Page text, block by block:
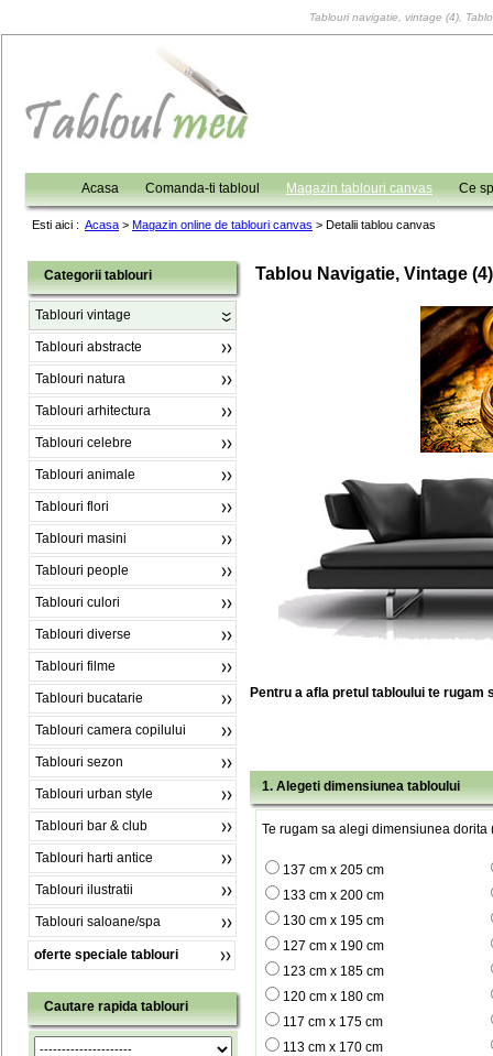
Tablouri navigatie, vintage (4),
Acasa Comanda-ti tabloul Magazin tablouri canvas Ce
Esti aici : Acasa > Magazin online de tablouri canvas > Detalii tablou canvas
Categorii tablouri
Tablouri vintage
Tablouri abstracte
Tablouri natura
Tablouri arhitectura
Tablouri celebre
Tablouri animale
Tablouri flori
Tablouri masini
Tablouri people
Tablouri culori
Tablouri diverse
Tablouri filme
Tablouri bucatarie
Tablouri camera copilului
Tablouri sezon
Tablouri urban style
Tablouri bar & club
Tablouri harti antice
Tablouri ilustratii
Tablouri saloane/spa
oferte speciale tablouri
Cautare rapida tablouri
Tablou Navigatie, Vintage (4)
Pentru a afla pretul tabloului te rugam
1. Alegeti dimensiunea tabloului
Te rugam sa alegi dimensiunea dorita
137 cm x 205 cm
133 cm x 200 cm
130 cm x 195 cm
127 cm x 190 cm
123 cm x 185 cm
120 cm x 180 cm
117 cm x 175 cm
113 cm x 170 cm